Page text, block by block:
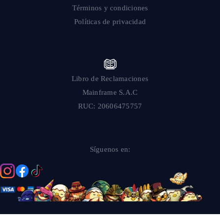
Términos y condiciones
Políticas de privacidad
Libro de Reclamaciones
Mainframe S.A.C
RUC: 20606475757
Síguenos en: